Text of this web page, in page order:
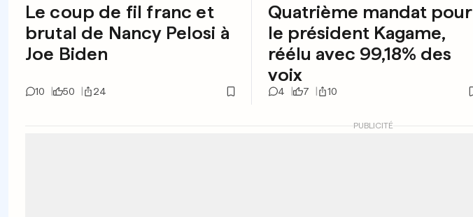
Le coup de fil franc et
brutal de Nancy Pelosi à
Joe Biden
10 50 24
Quatrième mandat pour
le président Kagame,
réélu avec 99,18% des
voix
4 7 10
PUBLICITÉ